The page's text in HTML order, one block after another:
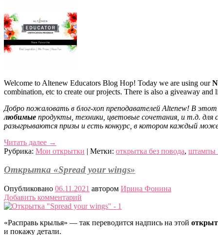
Welcome to Altenew Educators Blog Hop! Today we are using our
combination, etc to create our projects. There is also a giveaway
Добро пожаловать в блог-хоп преподавателей Altenew! В
любимые продукты, техники, цветовые сочетания, и т.д. для
разыгрываются призы и есть конкурс, в котором каждый
Читать далее →
Рубрика: Мои открытки | Метки: открытка без повода, штампы
Открытка «Spread your wings»
Опубликовано 06.11.2021 автором Ирина Фонина
Добавить комментарий
«Расправь крылья» — так переводится надпись на этой
и покажу детали.